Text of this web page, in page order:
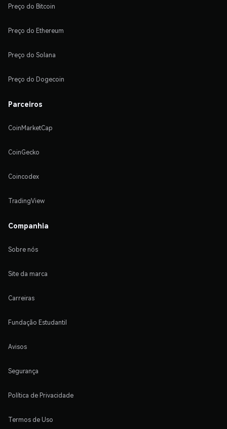
Preço do Bitcoin
Preço do Ethereum
Preço do Solana
Preço do Dogecoin
Parceiros
CoinMarketCap
CoinGecko
Coincodex
TradingView
Companhia
Sobre nós
Site da marca
Carreiras
Fundação Estudantil
Avisos
Segurança
Política de Privacidade
Termos de Uso